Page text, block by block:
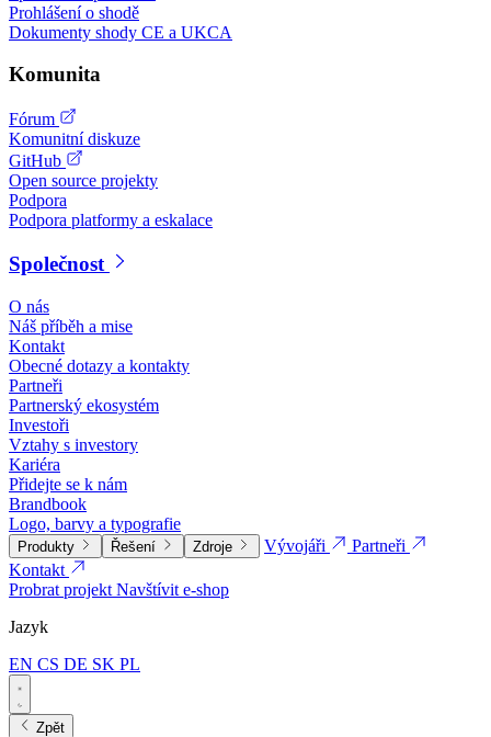
Prohlášení o shodě
Dokumenty shody CE a UKCA
Komunita
Fórum
Komunitní diskuze
GitHub
Open source projekty
Podpora
Podpora platformy a eskalace
Společnost
O nás
Náš příběh a mise
Kontakt
Obecné dotazy a kontakty
Partneři
Partnerský ekosystém
Investoři
Vztahy s investory
Kariéra
Přidejte se k nám
Brandbook
Logo, barvy a typografie
Produkty Řešení Zdroje Vývojáři
Partneři
Kontakt
Probrat projektNavštívit e-shop
Jazyk
EN CS DE SK PL
Zpět